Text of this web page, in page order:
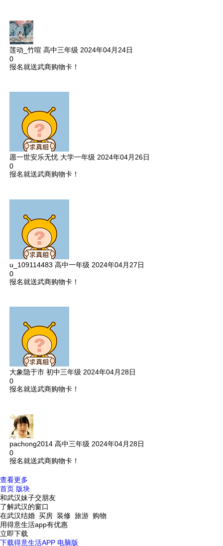
莲动_竹喧 高中三年级 2024年04月24日
0
报名就送武商购物卡！
愿一世安乐无忧 大学一年级 2024年04月26日
0
报名就送武商购物卡！
u_109114483 高中一年级 2024年04月27日
0
报名就送武商购物卡！
大象隐于市 初中三年级 2024年04月28日
0
报名就送武商购物卡！
pachong2014 高中三年级 2024年04月28日
0
报名就送武商购物卡！
查看更多
首页 版块
和武汉妹子交朋友
了解武汉的窗口
在武汉结婚 买房 装修 旅游 购物
用得意生活app有优惠
立即下载
下载得意生活APP 电脑版